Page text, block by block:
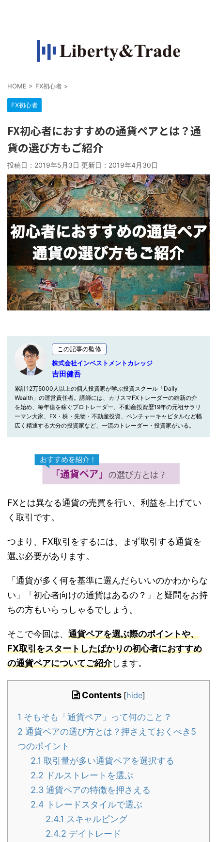
HOME > FX初心者 >
FX初心者
FX初心者におすすめの通貨ペアとは？通
貨の選び方もご紹介
投稿日：2019年5月3日 更新日： 2019年4月30日
この記事の監修
株式会社インベストメントカレッジ
吉田健吾
累計12万5000人以上の個人投資家が学ぶ投資スクール「Daily
Wealth」の運営責任者。講師には、カリスマFXトレーダーの維新の介
を始め、毎年億を稼ぐプロトレーダー、不動産投資歴19年の元祖サラリ
ーマン大家、FX・株・先物・不動産投資、ベンチャーキャピタルなど幅
広く精通する大分の投資家など、一流のトレーダー・投資家がいる。
FXとは異なる通貨の売買を行い、利益を上げてい
く取引です。
つまり、FX取引をするには、まず取引する通貨を
選ぶ必要があります。
「通貨が多く何を基準に選んだらいいのかわからな
い」「初心者向けの通貨はあるの？」と疑問をお持
ちの方もいらっしゃるでしょう。
そこで今回は、 通貨ペアを選ぶ際のポイントや、
FX取引をスタートしたばかりの初心者におすすめ
の通貨ペアについてご紹介します。
Contents [hide]
1 そもそも「通貨ペア」って何のこと？
2 通貨ペアの選び方とは？押さえておくべき5
つのポイント
2.1 取引量が多い通貨ペアを選択する
2.2 ドルストレートを選ぶ
2.3 通貨ペアの特徴を押さえる
2.4 トレードスタイルで選ぶ
2.4.1 スキャルピング
2.4.2 デイトレード